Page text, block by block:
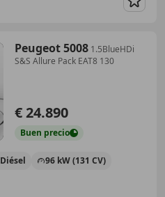
Peugeot 5008 1.5BlueHDi
S&S Allure Pack EAT8 130
€ 24.890
Buen precio
Diésel 96 kW (131 CV)